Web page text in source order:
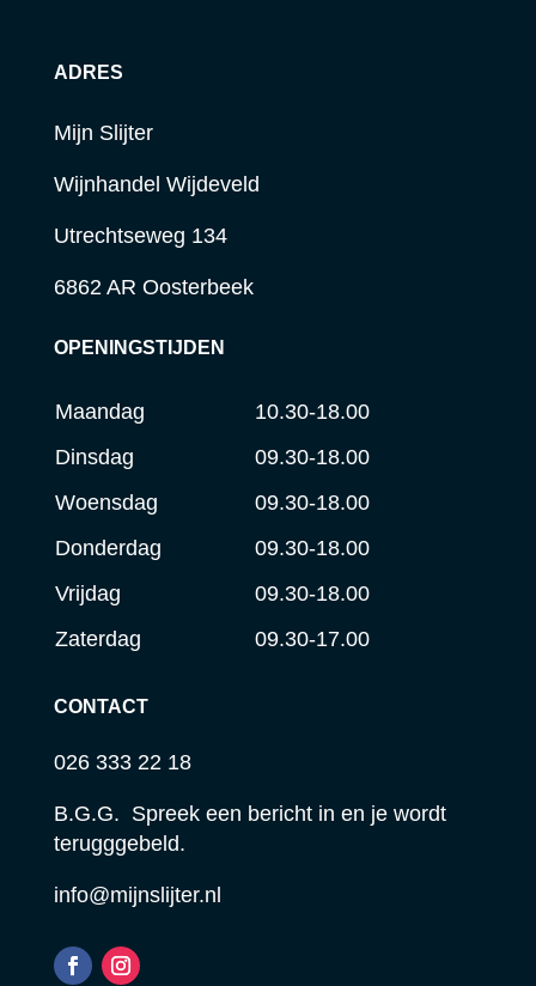
ADRES
Mijn Slijter
Wijnhandel Wijdeveld
Utrechtseweg 134
6862 AR Oosterbeek
OPENINGSTIJDEN
Maandag
10.30-18.00
Dinsdag
09.30-18.00
Woensdag
09.30-18.00
Donderdag
09.30-18.00
Vrijdag
09.30-18.00
Zaterdag
09.30-17.00
CONTACT
026 333 22 18
B.G.G. Spreek een bericht in en je wordt
terugggebeld.
info@mijnslijter.nl